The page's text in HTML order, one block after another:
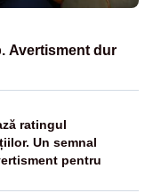
Avertisment dur
ratingul
Un semnal
pentru